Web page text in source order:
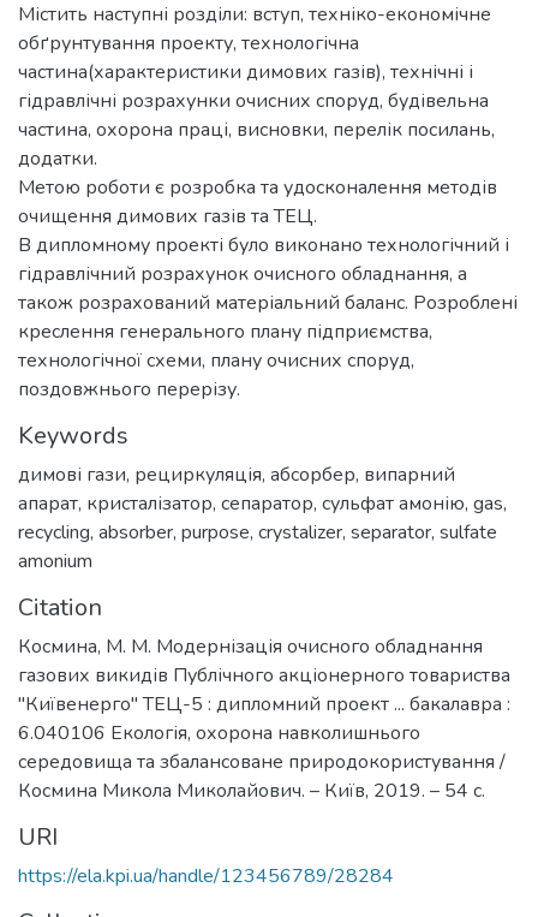
Містить наступні розділи: вступ, техніко-економічне
обґрунтування проекту, технологічна
частина(характеристики димових газів), технічні і
гідравлічні розрахунки очисних споруд, будівельна
частина, охорона праці, висновки, перелік посилань,
додатки.
Метою роботи є розробка та удосконалення методів
очищення димових газів та ТЕЦ.
В дипломному проекті було виконано технологічний і
гідравлічний розрахунок очисного обладнання, а
також розрахований матеріальний баланс. Розроблені
креслення генерального плану підприємства,
технологічної схеми, плану очисних споруд,
поздовжнього перерізу.
Keywords
димові гази, рециркуляція, абсорбер, випарний
апарат, кристалізатор, сепаратор, сульфат амонію, gas,
recycling, absorber, purpose, crystalizer, separator, sulfate
amonium
Citation
Космина, М. М. Модернізація очисного обладнання
газових викидів Публічного акціонерного товариства
"Київенерго" ТЕЦ-5 : дипломний проект ... бакалавра :
6.040106 Екологія, охорона навколишнього
середовища та збалансоване природокористування /
Космина Микола Миколайович. – Київ, 2019. – 54 с.
URI
https://ela.kpi.ua/handle/123456789/28284